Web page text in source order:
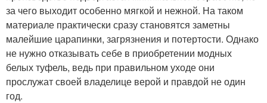
за чего выходит особенно мягкой и нежной. На таком
материале практически сразу становятся заметны
малейшие царапинки, загрязнения и потертости. Однако
не нужно отказывать себе в приобретении модных
белых туфель, ведь при правильном уходе они
прослужат своей владелице верой и правдой не один
год.